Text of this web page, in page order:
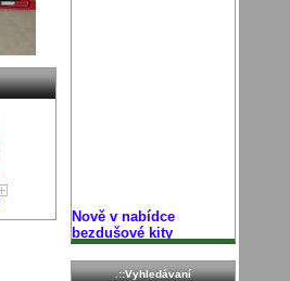
Nově v nabídce
bezdušové kity
MOUSSE viz. sekce
"bezdušové vložk
.::Vyhledávaní